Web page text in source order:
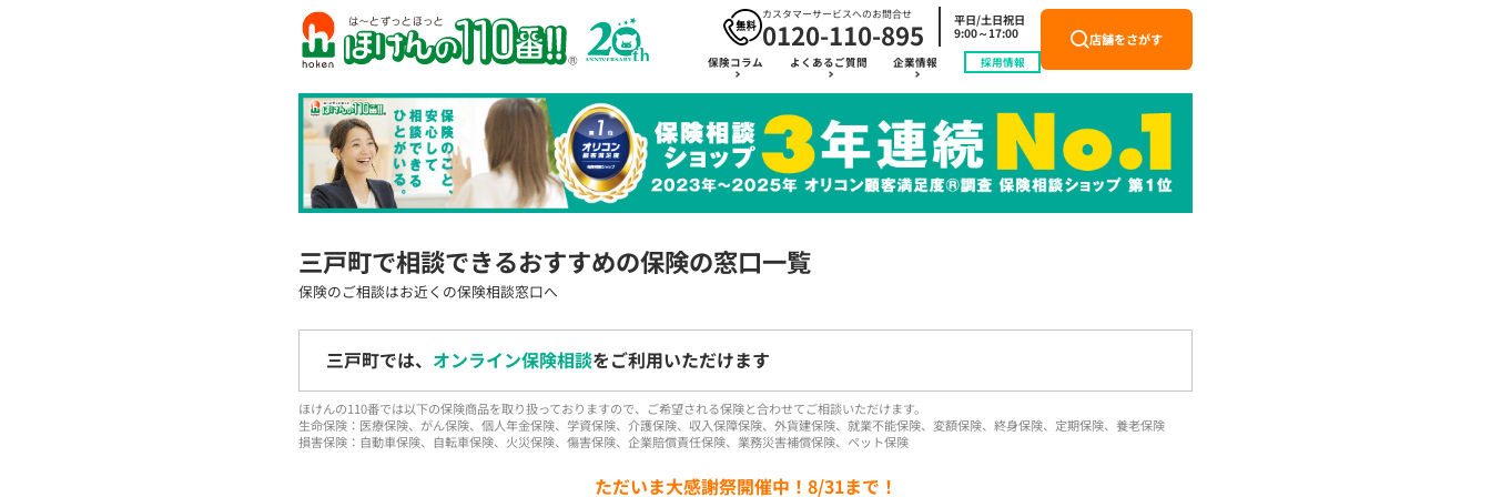
カスタマーサービスへのお問合せ
0120-110-895
平日/土日祝日
9:00～17:00
保険コラム よくあるご質問 企業情報 採用情報
店舗をさがす
三戸町で相談できるおすすめの保険の窓口一覧
保険のご相談はお近くの保険相談窓口へ
三戸町では、 オンライン保険相談をご利用いただけます
ほけんの110番では以下の保険商品を取り扱っておりますので、ご希望される保険と合わせてご相談いただけます。
生命保険：医療保険、がん保険、個人年金保険、学資保険、介護保険、収入保障保険、外貨建保険、就業不能保険、変額保険、終身保険、定期保険、養老保険
損害保険：自動車保険、自転車保険、火災保険、傷害保険、企業賠償責任保険、業務災害補償保険、ペット保険
ただいま大感謝祭開催中！8/31まで！